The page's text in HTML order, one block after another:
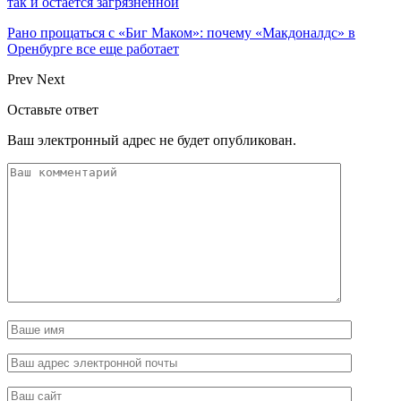
Рано прощаться с «Биг Маком»: почему «Макдоналдс» в
Оренбурге все еще работает
Prev Next
Оставьте ответ
Ваш электронный адрес не будет опубликован.